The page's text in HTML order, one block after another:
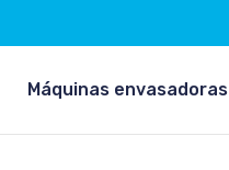
la etiqueta de apertura:
Máquinas envasadoras